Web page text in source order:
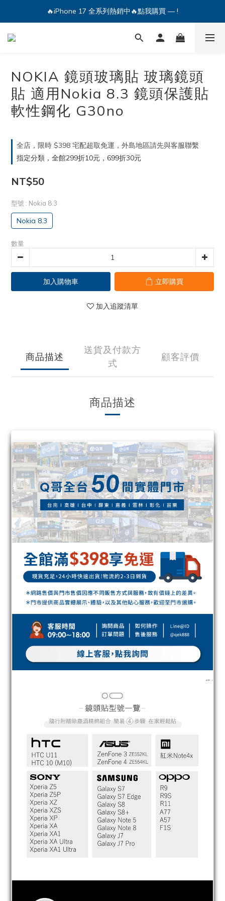
🔥iPhone 17 全系列熱銷中🔥點我購買 — !
🔥iPhone 17 全系列熱銷中🔥點我購買 — !
💕加入Q哥 Line 新好友領優惠券！🎫
NOKIA 鏡頭玻璃貼 玻璃鏡頭
貼 適用Nokia 8.3 鏡頭保護貼
軟性鋼化 G30no
全店，限時 $398 宅配超取免運，外島地區請先與客服聯繫
指定分類，全館299折10元，699折30元
NT$50
型號 : Nokia 8.3
Nokia 8.3
數量
加入購物車 立即購買
加入追蹤清單
商品描述
送貨及付款方
式
顧客評價
商品描述